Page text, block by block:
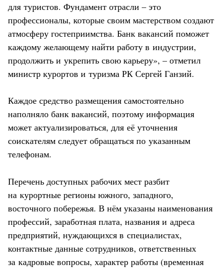
для туристов. Фундамент отрасли – это
профессионалы, которые своим мастерством создают
атмосферу гостеприимства. Банк вакансий поможет
каждому желающему найти работу в индустрии,
продолжить и укрепить свою карьеру», – отметил
министр курортов и туризма РК Сергей Ганзий.
Каждое средство размещения самостоятельно
наполняло банк вакансий, поэтому информация
может актуализироваться, для её уточнения
соискателям следует обращаться по указанным
телефонам.
Перечень доступных рабочих мест разбит
на курортные регионы южного, западного,
восточного побережья. В нём указаны наименования
профессий, заработная плата, названия и адреса
предприятий, нуждающихся в специалистах,
контактные данные сотрудников, ответственных
за кадровые вопросы, характер работы (временная